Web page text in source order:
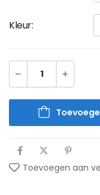
Kleur
Toevoegen aan